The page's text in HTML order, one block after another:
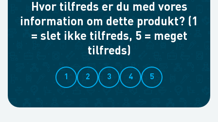
Hvor tilfreds er du med vores
information om dette produkt? (1
= slet ikke tilfreds, 5 = meget
tilfreds)
1 2 3 4 5